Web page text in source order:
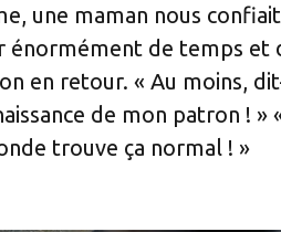
une maman nous confiait
de temps et
en retour. « Au moins,
de mon patron ! »
trouve ça normal ! »